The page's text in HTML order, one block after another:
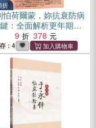
折
怕荷爾蒙，妳抗衰防病
：全面解析更年期症
心血管健康、失智症、
疏鬆、心理健康、乳癌
9 378
：4